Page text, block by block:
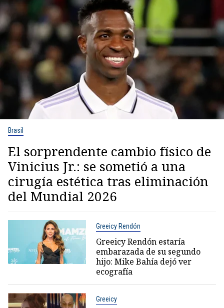
Brasil
El sorprendente cambio físico de
Vinicius Jr.: se sometió a una
cirugía estética tras eliminación
del Mundial 2026
Greeicy Rendón
Greeicy Rendón estaría
embarazada de su segundo
hijo: Mike Bahía dejó ver
ecografía
Greeicy